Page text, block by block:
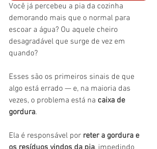
Você já percebeu a pia da cozinha
demorando mais que o normal para
escoar a água? Ou aquele cheiro
desagradável que surge de vez em
quando?
Esses são os primeiros sinais de que
algo está errado — e, na maioria das
vezes, o problema está na caixa de
gordura.
Ela é responsável por reter a gordura e